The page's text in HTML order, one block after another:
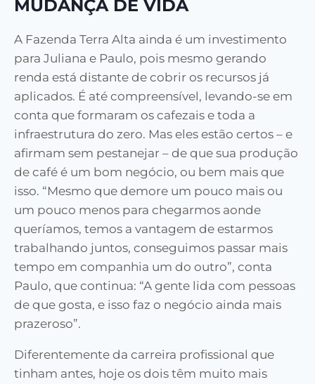
MUDANÇA DE VIDA
A Fazenda Terra Alta ainda é um investimento
para Juliana e Paulo, pois mesmo gerando
renda está distante de cobrir os recursos já
aplicados. É até compreensível, levando-se em
conta que formaram os cafezais e toda a
infraestrutura do zero. Mas eles estão certos – e
afirmam sem pestanejar – de que sua produção
de café é um bom negócio, ou bem mais que
isso. “Mesmo que demore um pouco mais ou
um pouco menos para chegarmos aonde
queríamos, temos a vantagem de estarmos
trabalhando juntos, conseguimos passar mais
tempo em companhia um do outro”, conta
Paulo, que continua: “A gente lida com pes­soas
de que gosta, e isso faz o negócio ainda mais
prazeroso”.
Diferentemente da carreira profissional que
tinham antes, hoje os dois têm muito mais